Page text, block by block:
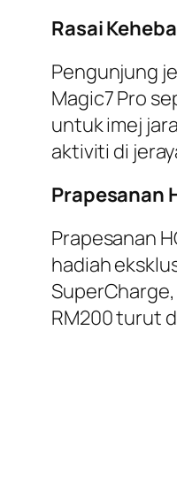
Rasai
Pengunjung
Magic7 Pro
untuk imej
aktiviti di
Prapesanan
Prapesanan
hadiah
RM200 turut